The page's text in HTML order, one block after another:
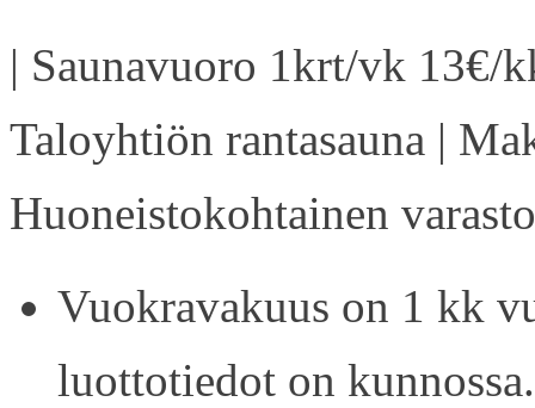
| Saunavuoro 1krt/vk 13€/
Taloyhtiön rantasauna |
Huoneistokohtainen
Vuokravakuus on 1 kk
luottotiedot on kunnossa.